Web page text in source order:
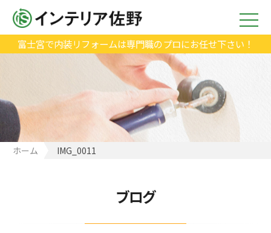
富士宮で内装リフォームは専門職のプロにお任せ下さい！
ホーム IMG_0011
ブログ